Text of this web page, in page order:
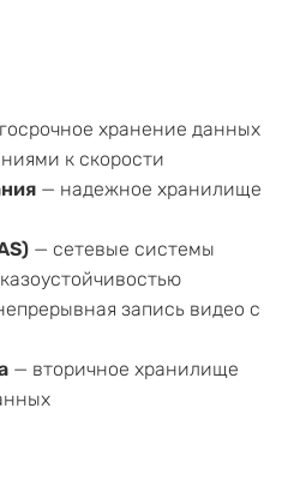
хранение данных
к скорости
— надежное хранилище
— сетевые системы
запись видео с
— вторичное хранилище